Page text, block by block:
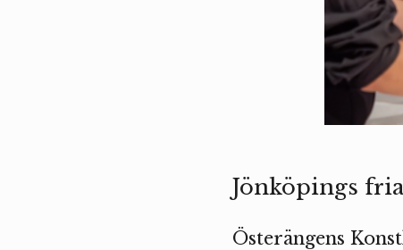
Jönköpings
Österängens